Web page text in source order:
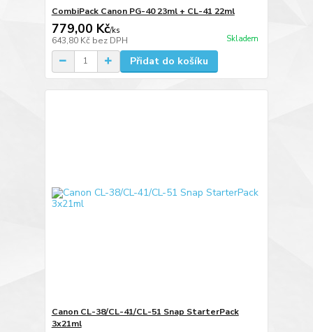
CombiPack Canon PG-40 23ml + CL-41 22ml
779,00 Kč/ks
643,80 Kč bez DPH Skladem
Přidat do košíku
Canon CL-38/CL-41/CL-51 Snap StarterPack
3x21ml